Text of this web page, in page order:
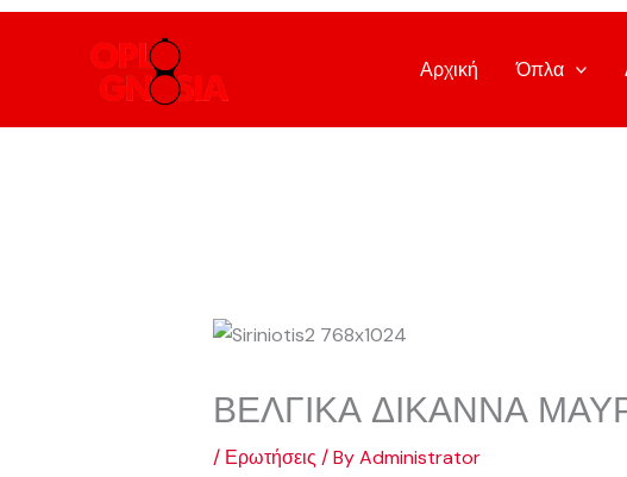
Αρχική Όπλα
ΒΕΛΓΙΚΑ ΔΙΚΑΝΝΑ
/ Ερωτήσεις / ByAdministrator